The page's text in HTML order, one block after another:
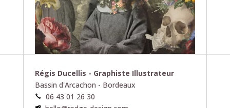
Régis Ducellis - Graphiste Illustrateur
Bassin d'Arcachon - Bordeaux
06 43 01 26 30